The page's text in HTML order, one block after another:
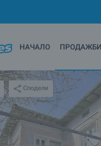
НАЧАЛО ПРОДАЖБИ
Сподели